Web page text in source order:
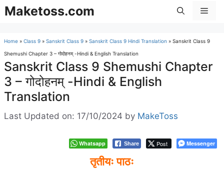
Skip
toMaketoss.com
Home » Class 9 » Sanskrit Class 9 » Sanskrit Class 9 Hindi Translation » Sanskrit Class 9
Shemushi Chapter 3 – गोदोहनम् -Hindi & English Translation
Sanskrit Class 9 Shemushi Chapter
3 – गोदोहनम् -Hindi & English
Translation
Last Updated on: 17/10/2024 by MakeToss
Whatsapp Share Post Messenger
तृतीयः पाठः